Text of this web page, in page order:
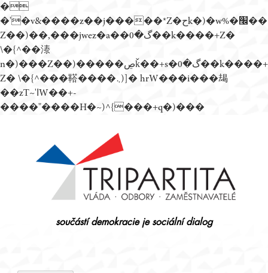
�
�'�v&����z��j�����*Z�حk�)�w%�׬��
Z��)��,���jwez�a��گ�0��k����+Z�
\�{^��溙
n�)���Z��)�����ڝǩ��+s�گ�0��k����+
Z� \�{^���鞳����܆)]� hrW���i���朅
��zƬ~'ߊW��+-
����"����H�~)^{���+q�)���
součástí demokracie je sociální dialog